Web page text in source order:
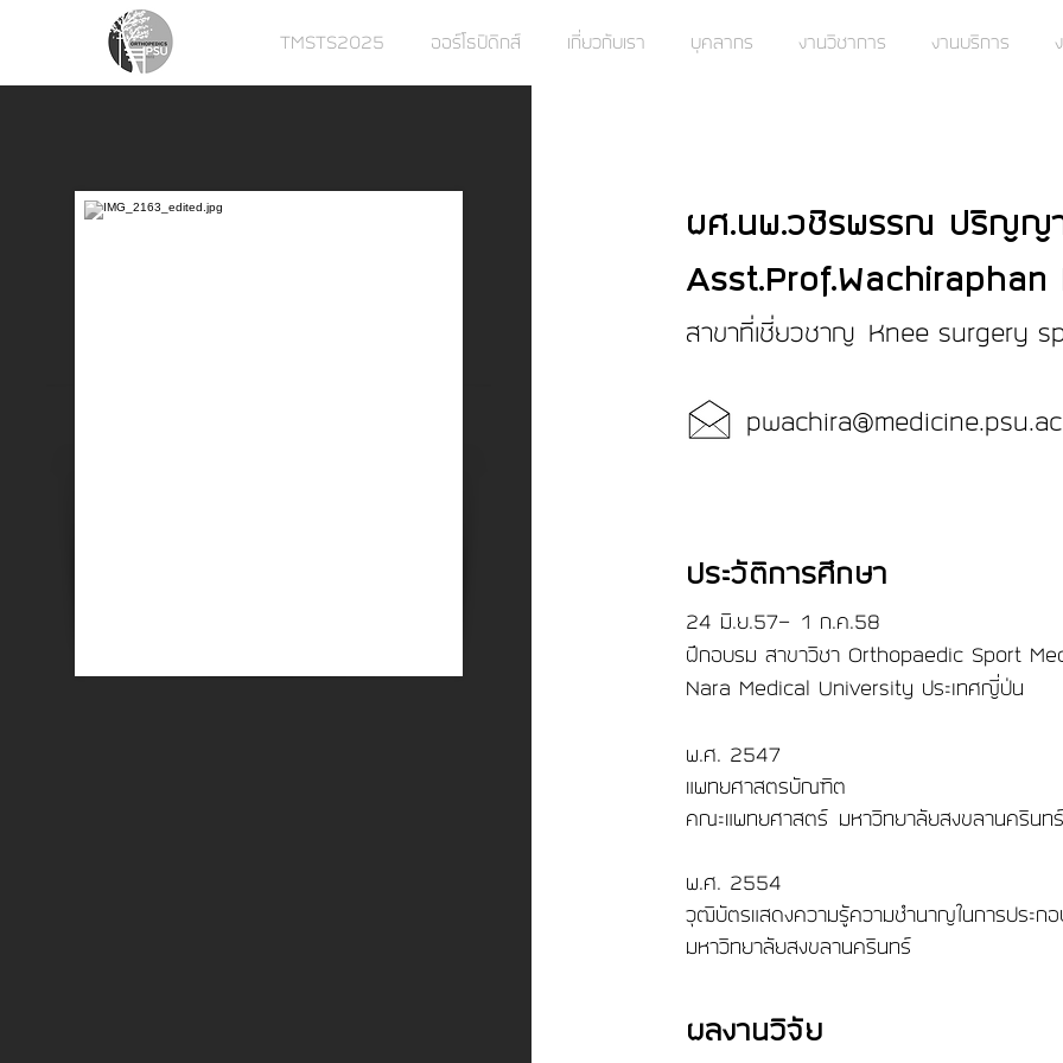
TMSTS2025 ออร์โธปิดิกส์ เกี่ยวกับเรา บุคลากร งานวิชาการ งานบริการ
ผศ.นพ.วชิรพรรณ ปริญญ
Asst.Prof.Wachiraphan
สาขาที่เชี่ยวชาญ Knee surgery
ประวัติการศึกษา
24 มิ.ย.57- 1 ก.ค.58
ฝึกอบรม สาขาวิชา Orthopaedic Sport
Nara Medical University ประเทศญี่ป่น
พ.ศ. 2547
แพทยศาสตรบัณฑิต
คณะแพทยศาสตร์ มหาวิทยาลัยสงขลานครินทร์
พ.ศ. 2554
วุฒิบัตรแสดงความรู้ความชำนาญในการประก
มหาวิทยาลัยสงขลานครินทร์
ผลงานวิจัย